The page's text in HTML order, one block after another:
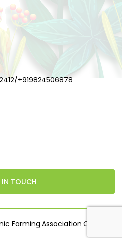
/+919824506878
IN TOUCH
Farming Association Of India